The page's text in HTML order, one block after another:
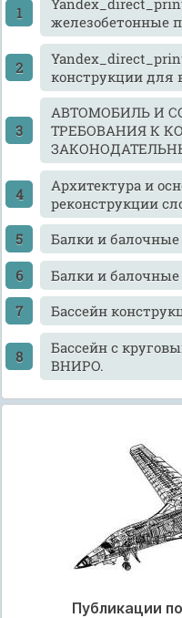
железобетонные
конструкции для
АВТОМОБИЛЬ И
ТРЕБОВАНИЯ К
Архитектура и
реконструкции
Балки и
Балки и
Бассейн
Бассейн с
ВНИРО.
Публикации